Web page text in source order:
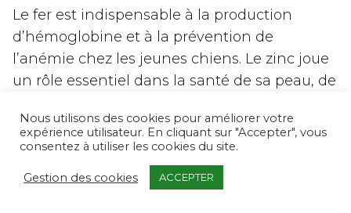
Le fer est indispensable à la production
d’hémoglobine et à la prévention de
l’anémie chez les jeunes chiens. Le zinc joue
un rôle essentiel dans la santé de sa peau, de
système immunitaire. Les vitamines sont
également essentielles pour permettre aux
chiots de bien grandir.
Nous utilisons des cookies pour améliorer votre
expérience utilisateur. En cliquant sur "Accepter", vous
consentez à utiliser les cookies du site.
Gestion des cookies ACCEPTER